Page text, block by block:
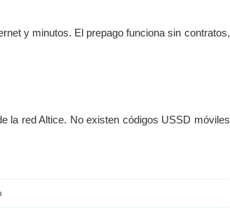
y minutos. El prepago funciona sin contratos,
la red Altice. No existen códigos USSD móviles